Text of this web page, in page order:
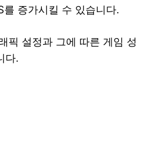
를 증가시킬 수 있습니다.
픽 설정과 그에 따른 게임 성
다.